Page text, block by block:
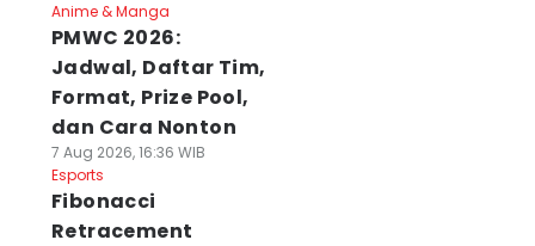
Anime & Manga
PMWC 2026:
Jadwal, Daftar Tim,
Format, Prize Pool,
dan Cara Nonton
7 Aug 2026, 16:36 WIB
Esports
Fibonacci
Retracement